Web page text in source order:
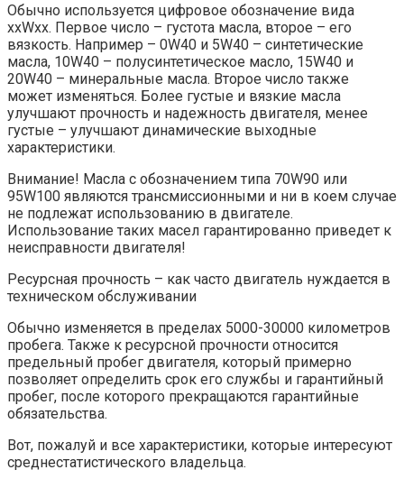
Обычно используется цифровое обозначение вида
ххWхх. Первое число – густота масла, второе – его
вязкость. Например – 0W40 и 5W40 – синтетические
масла, 10W40 – полусинтетическое масло, 15W40 и
20W40 – минеральные масла. Второе число также
может изменяться. Более густые и вязкие масла
улучшают прочность и надежность двигателя, менее
густые – улучшают динамические выходные
характеристики.
Внимание! Масла с обозначением типа 70W90 или
95W100 являются трансмиссионными и ни в коем случае
не подлежат использованию в двигателе.
Использование таких масел гарантированно приведет к
неисправности двигателя!
Ресурсная прочность – как часто двигатель нуждается в
техническом обслуживании
Обычно изменяется в пределах 5000-30000 километров
пробега. Также к ресурсной прочности относится
предельный пробег двигателя, который примерно
позволяет определить срок его службы и гарантийный
пробег, после которого прекращаются гарантийные
обязательства.
Вот, пожалуй и все характеристики, которые интересуют
среднестатистического владельца.